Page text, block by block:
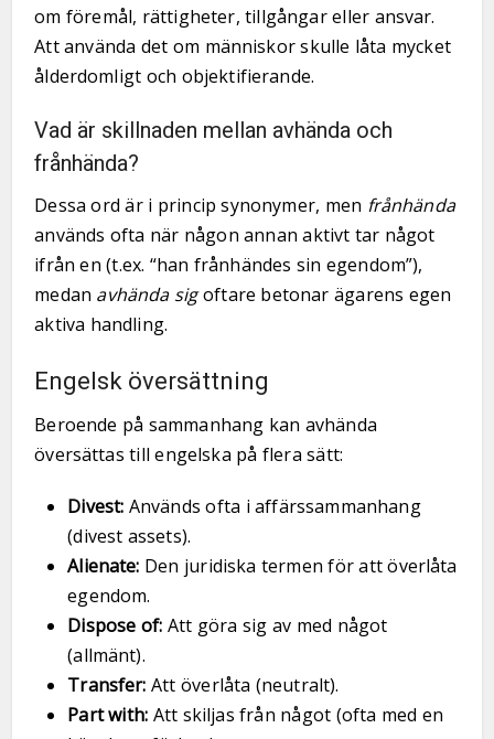
om föremål, rättigheter, tillgångar eller ansvar.
Att använda det om människor skulle låta mycket
ålderdomligt och objektifierande.
Vad är skillnaden mellan avhända och
frånhända?
Dessa ord är i princip synonymer, men frånhända
används ofta när någon annan aktivt tar något
ifrån en (t.ex. “han frånhändes sin egendom”),
medan avhända sigoftare betonar ägarens egen
aktiva handling.
Engelsk översättning
Beroende på sammanhang kan avhända
översättas till engelska på flera sätt:
Divest: Används ofta i affärssammanhang
(divest assets).
Alienate: Den juridiska termen för att överlåta
egendom.
Dispose of: Att göra sig av med något
(allmänt).
Transfer: Att överlåta (neutralt).
Part with: Att skiljas från något (ofta med en